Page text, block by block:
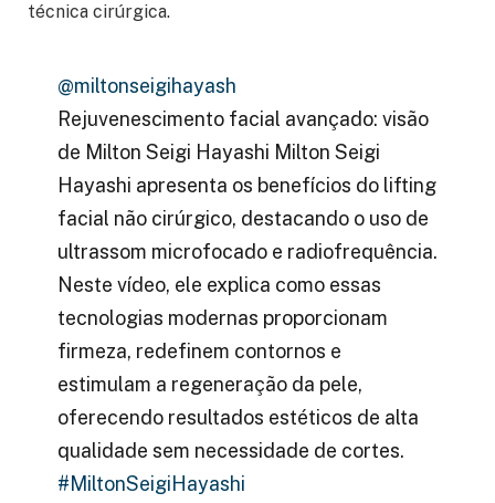
técnica cirúrgica.
@miltonseigihayash
Rejuvenescimento facial avançado: visão
de Milton Seigi Hayashi Milton Seigi
Hayashi apresenta os benefícios do lifting
facial não cirúrgico, destacando o uso de
ultrassom microfocado e radiofrequência.
Neste vídeo, ele explica como essas
tecnologias modernas proporcionam
firmeza, redefinem contornos e
estimulam a regeneração da pele,
oferecendo resultados estéticos de alta
qualidade sem necessidade de cortes.
#MiltonSeigiHayashi